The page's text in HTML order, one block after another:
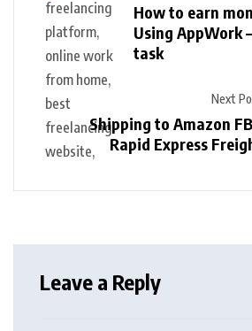
How to earn
Using AppWork
task
Next
Shipping to Amazon
Rapid Express
Leave a Reply